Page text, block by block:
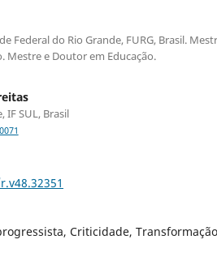
Federal do Rio Grande, FURG, Brasil.
Mestre e Doutor em Educação.
SUL, Brasil
Criticidade, Transformação